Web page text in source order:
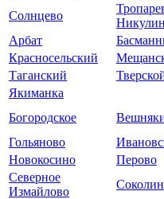
Солнцево
Арбат
Красносельский
Таганский
Якиманка
Богородское
Гольяново
Новокосино
Перово
Северное
Измайлово